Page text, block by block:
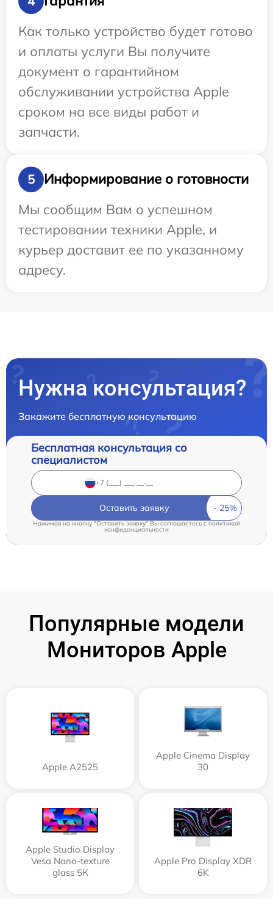
Как только устройство будет готово
и оплаты услуги Вы получите
документ о гарантийном
обслуживании устройства Apple
сроком на все виды работ и
запчасти.
5
Информирование о готовности
Мы сообщим Вам о успешном
тестировании техники Apple, и
курьер доставит ее по указанному
адресу.
Нужна консультация?
Закажите бесплатную консультацию
Бесплатная консультация со
специалистом
Оставить заявку
Нажимая на кнопку "Оставить заявку" Вы соглашаетесь cполитикой
конфиденциальности
Популярные модели
Мониторов Apple
Apple А2525
Apple Cinema Display
30
Apple Studio Display
Vesa Nano-texture
glass 5К
Apple Pro Display XDR
6K